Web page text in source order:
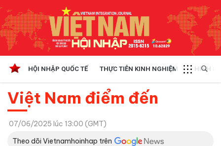
HỘI NHẬP QUỐC TẾ THỰC TIỄN KINH NGHIỆM CHÍNH
Việt Nam điểm đến
07/06/2025 lúc 13:00 (GMT)
Theo dõi Vietnamhoinhap trên